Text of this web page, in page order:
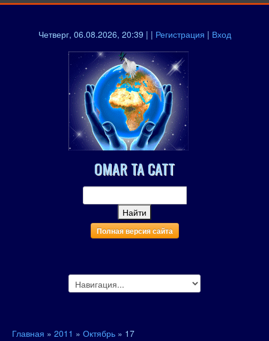
Четверг, 06.08.2026, 20:39 | | Регистрация | Вход
OMAR TA CATT
Полная версия сайта
Главная » 2011 » Октябрь » 17